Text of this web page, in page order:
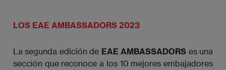
LOS EAE AMBASSADORS 2023
La segunda edición de EAE AMBASSADORS es una
sección que reconoce a los 10 mejores embajadores